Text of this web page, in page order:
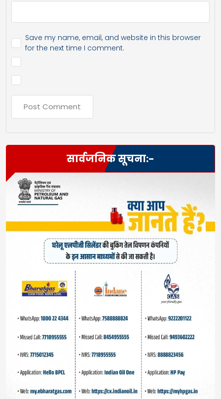
Save my name, email, and website in this browser
for the next time I comment.
सार्वजनिक सूचना:-